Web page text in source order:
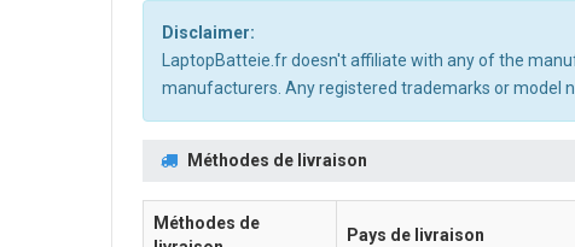
Disclaimer:
LaptopBatteie.fr doesn't affiliate with any of the
manufacturers. Any registered trademarks or model
Méthodes de livraison
Méthodes de
Pays de livraison